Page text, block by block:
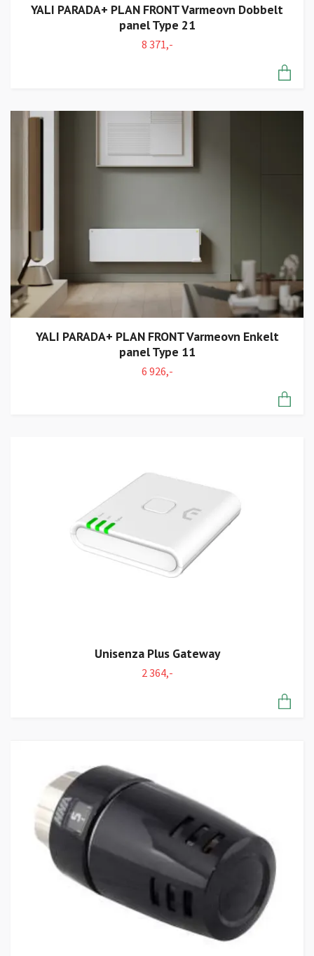
YALI PARADA+ PLAN FRONT Varmeovn Dobbelt
panel Type 21
8 371,-
YALI PARADA+ PLAN FRONT Varmeovn Enkelt
panel Type 11
6 926,-
Unisenza Plus Gateway
2 364,-